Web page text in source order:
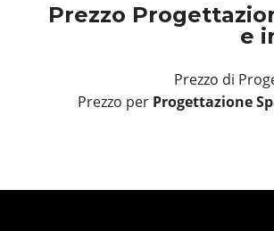
Prezzo
e
Prezzo di
Prezzo perProgettazione